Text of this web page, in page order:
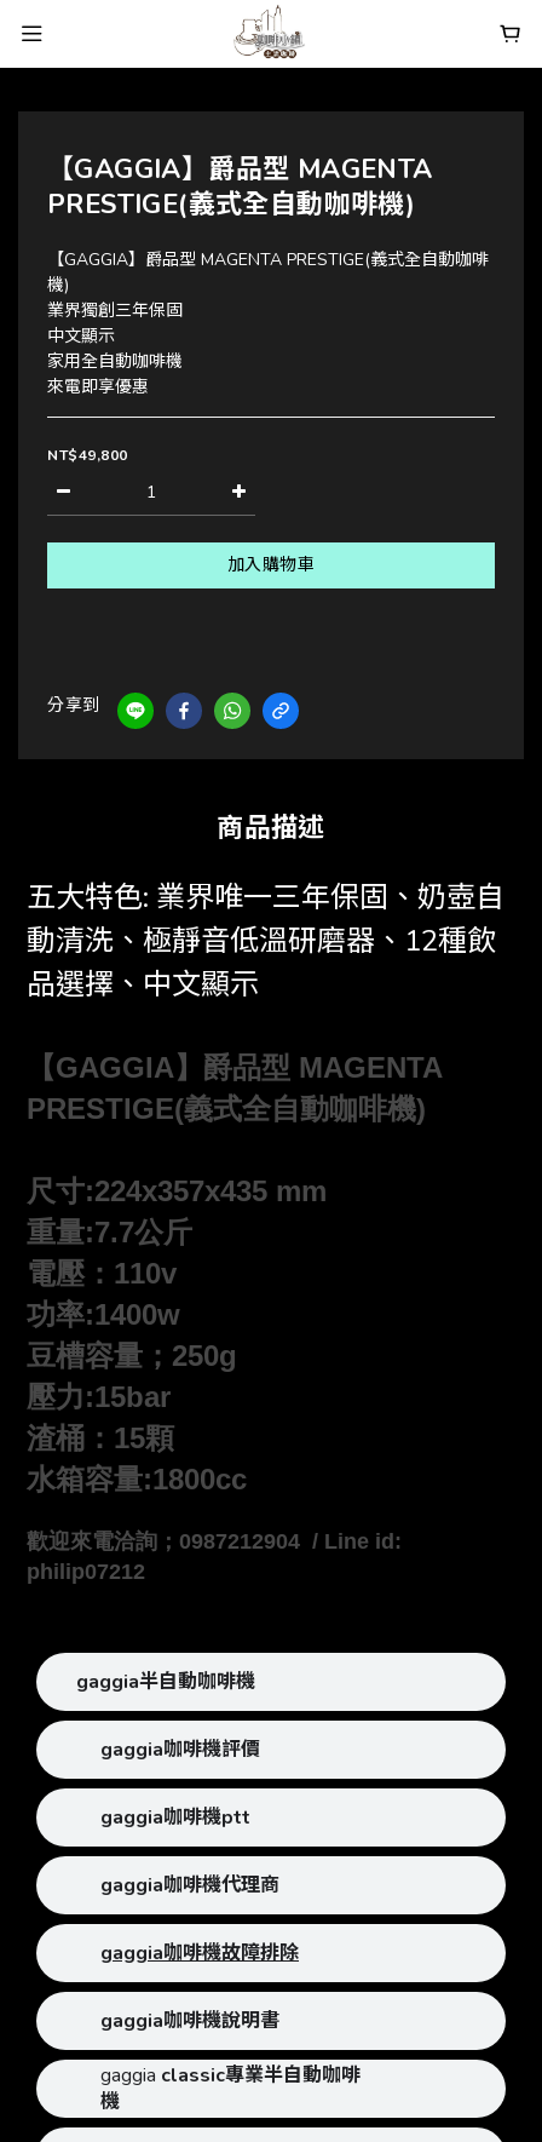
【GAGGIA】爵品型 MAGENTA
PRESTIGE(義式全自動咖啡機)
【GAGGIA】爵品型 MAGENTA PRESTIGE(義式全自動咖啡
機)
業界獨創三年保固
中文顯示
家用全自動咖啡機
來電即享優惠
NT$49,800
加入購物車
分享到
商品描述
五大特色: 業界唯一三年保固、奶壺自
動清洗、極靜音低溫研磨器、12種飲
品選擇、中文顯示
【GAGGIA】爵品型 MAGENTA
PRESTIGE(義式全自動咖啡機)
尺寸:224x357x435 mm
重量:7.7公斤
電壓：110v
功率:1400w
豆槽容量；250g
壓力:15bar
渣桶：15顆
水箱容量:1800cc
歡迎來電洽詢；0987212904 / Line id:
philip07212
gaggia半自動咖啡機
gaggia咖啡機評價
gaggia咖啡機ptt
gaggia咖啡機代理商
gaggia咖啡機故障排除
gaggia咖啡機說明書
gaggia classic專業半自動咖啡
機